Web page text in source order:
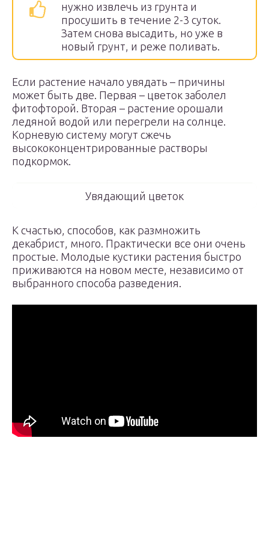
нужно извлечь из грунта и
просушить в течение 2-3 суток.
Затем снова высадить, но уже в
новый грунт, и реже поливать.
Если растение начало увядать – причины
может быть две. Первая – цветок заболел
фитофторой. Вторая – растение орошали
ледяной водой или перегрели на солнце.
Корневую систему могут сжечь
высококонцентрированные растворы
подкормок.
Увядающий цветок
К счастью, способов, как размножить
декабрист, много. Практически все они очень
простые. Молодые кустики растения быстро
приживаются на новом месте, независимо от
выбранного способа разведения.